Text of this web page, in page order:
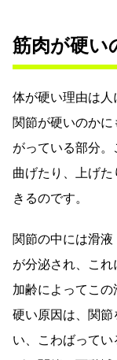
筋肉が硬い
体が硬い理由は人
関節が硬いのか
がっている部分
曲げたり、上げ
きるのです。
関節の中には滑
が分泌され、これ
加齢によってこ
硬い原因は、関
い、こわばって